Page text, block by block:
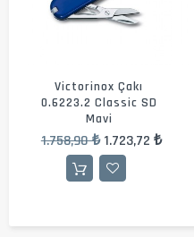
Victorinox Çakı
0.6223.2 Classic SD
Mavi
1.758,90 ₺ 1.723,72 ₺